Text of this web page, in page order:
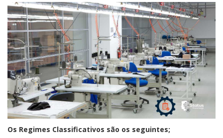
Os Regimes Classificativos são os seguintes;